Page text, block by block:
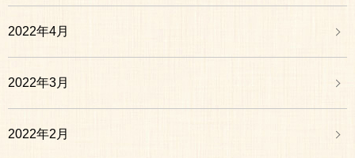
2022年4月
2022年3月
2022年2月